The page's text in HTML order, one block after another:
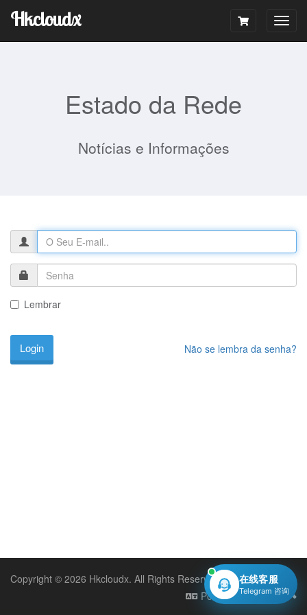
Hkcloudx
Estado da Rede
Notícias e Informações
Lembrar
Não se lembra da senha?
Copyright © 2026 Hkcloudx. All Rights Reserved.
Português
在线客服
Telegram 咨询